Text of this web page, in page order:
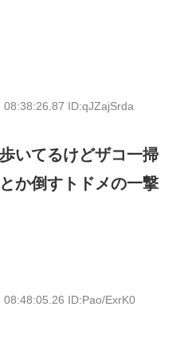
ID:qJZajSrda
いてるけどザコ一掃
か倒すトドメの一撃
08:48:05.26 ID:Pao/ExrK0